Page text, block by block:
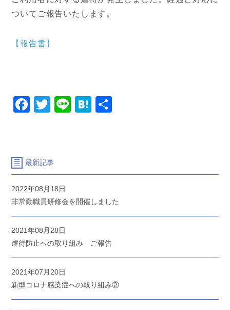
ついてご報告いたします。
【報告書】
Facebook
Twitter
LineHatena
最新記事
2022年08月18日
非常勤職員研修会を開催しました
2021年08月28日
虐待防止への取り組み ご報告
2021年07月20日
新型コロナ感染症への取り組み②